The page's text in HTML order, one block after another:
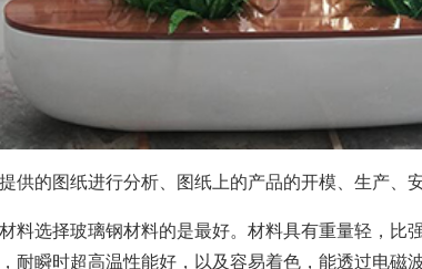
供的图纸进行分析、图纸上的产品的开模、生产、
料选择玻璃钢材料的是最好。材料具有重量轻，比
耐瞬时超高温性能好，以及容易着色，能透过电磁波